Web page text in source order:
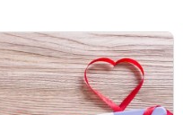
cần
cáo vi phạm